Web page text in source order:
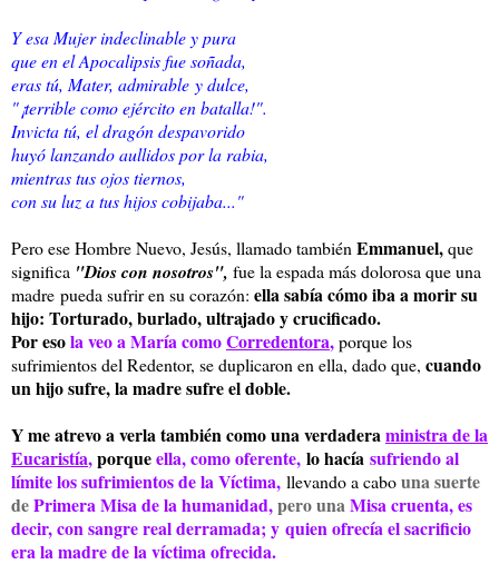
Y esa Mujer indeclinable y pura
que en el Apocalipsis fue soñada,
eras tú, Mater, admirable y dulce,
"¡terrible como ejército en batalla!".
Invicta tú, el dragón despavorido
huyó lanzando aullidos por la rabia,
mientras tus ojos tiernos,
con su luz a tus hijos cobijaba..."
Pero ese Hombre Nuevo, Jesús, llamado también Emmanuel,que
significa "Dios con nosotros", fue la espada más dolorosa que una
madre pueda sufrir en su corazón: ella sabía cómo iba a morir su
hijo: Torturado, burlado, ultrajado y crucificado.
Por esola veo a María comoCorredentora,porque los
sufrimientos del Redentor, se duplicaron en ella, dado que, cuando
un hijo sufre, la madre sufre el doble.
Y me atrevo a verla también como una verdaderaministra de la
Eucaristía,porqueella, como oferente, lo hacía sufriendo al
límite los sufrimientos de la Víctima, llevando a cabouna suerte
dePrimera Misa de la humanidad,pero unaMisa cruenta, es
decir, con sangre real derramada; y quien ofrecía el sacrificio
era la madre de la víctima ofrecida.